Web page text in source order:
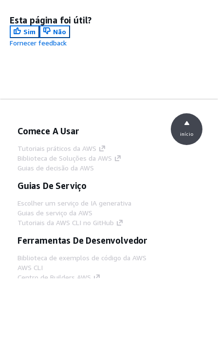
Esta página foi útil?
Sim
Não
Fornecer feedback
Comece A Usar
Tutoriais práticos da AWS
Biblioteca de Soluções da AWS
Guias de decisão da AWS
Guias De Serviço
Escolher um serviço de IA generativa
Guias de serviço da AWS
Tutoriais da AWS CLI no GitHub
Ferramentas De Desenvolvedor
Biblioteca de exemplos de código da AWS
AWS CLI
Centro de Builders AWS
início